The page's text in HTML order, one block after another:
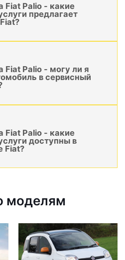
Fiat Palio - какие
предлагает
Fiat Palio - могу ли я
в сервисный
Fiat Palio - какие
доступны в
Fiat?
моделям